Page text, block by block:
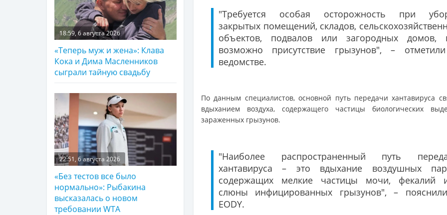
"Требуется особая осторожность при
закрытых помещений, складов,
объектов, подвалов или загородных домов,
возможно присутствие грызунов", –
ведомстве.
По данным специалистов, основной путь передачи хантавируса
вдыханием воздуха, содержащего частицы биологических
зараженных грызунов.
"Наиболее распространенный путь
хантавируса – это вдыхание воздушных
содержащих мелкие частицы мочи, фекалий
слюны инфицированных грызунов", –
EODY.
18:59, 6 августа 2026
«Теперь муж и жена»: Клава
Кока и Дима Масленников
сыграли тайную свадьбу
22:51, 6 августа 2026
«Без тестов все было
нормально»: Рыбакина
высказалась о новом
требовании WTA